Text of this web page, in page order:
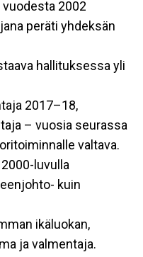
2002
peräti yhdeksän
hallituksessa yli
2017–18,
– vuosia seurassa
valtava.
luvulla
kuin
ikäluokan,
ja valmentaja.